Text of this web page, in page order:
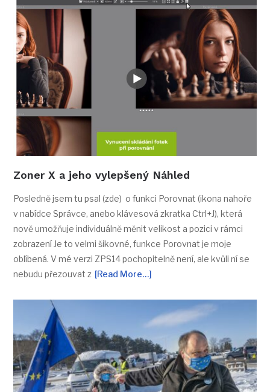
Zoner X a jeho vylepšený Náhled
Posledně jsem tu psal (zde) o funkci Porovnat (ikona nahoře
v nabídce Správce, anebo klávesová zkratka Ctrl+J), která
nově umožňuje individuálně měnit velikost a pozici v rámci
zobrazení Je to velmi šikovné, funkce Porovnat je moje
oblíbená. V mé verzi ZPS14 pochopitelně není, ale kvůli ní se
nebudu přezouvat z [Read More…]